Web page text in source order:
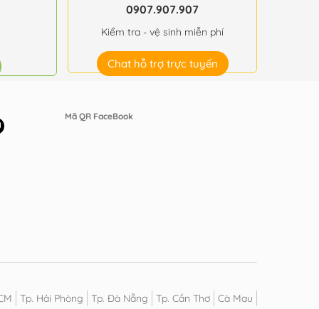
0907.907.907
Kiểm tra - vệ sinh miễn phí
Chat hỗ trợ trực tuyến
Mã QR FaceBook
Tp. Hải Phòng Tp. Đà Nẵng Tp. Cần Thơ Cà Mau